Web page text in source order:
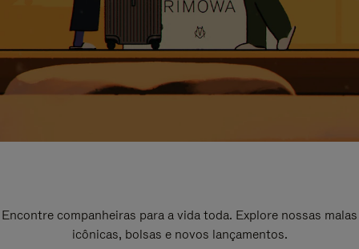
Encontre companheiras para a vida toda. Explore nossas malas
icônicas, bolsas e novos lançamentos.